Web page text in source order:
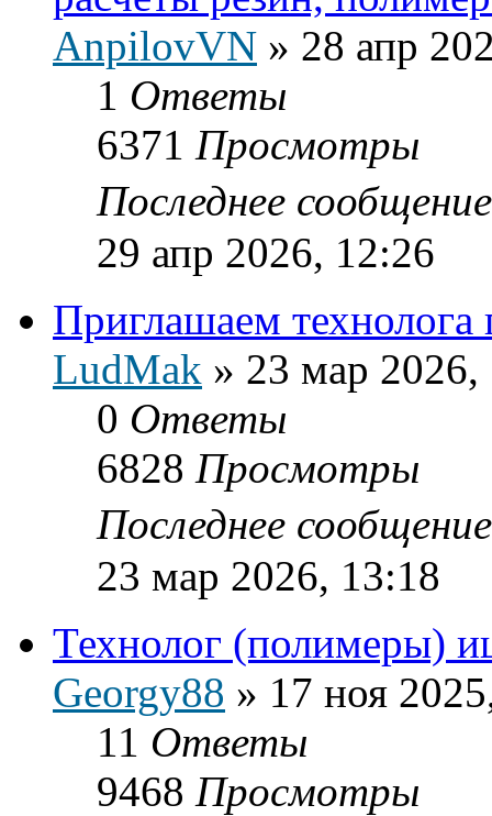
AnpilovVN » 28 апр
1 Ответы
6371 Просмотры
Последнее
29 апр 2026, 12:26
Приглашаем технолога
LudMak » 23 мар 2026,
0 Ответы
6828 Просмотры
Последнее
23 мар 2026, 13:18
Технолог (полимеры)
Georgy88 » 17 ноя
11 Ответы
9468 Просмотры